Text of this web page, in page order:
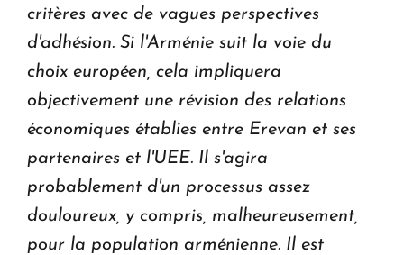
critères avec de vagues perspectives
d'adhésion. Si l'Arménie suit la voie du
choix européen, cela impliquera
objectivement une révision des relations
économiques établies entre Erevan et ses
partenaires et l'UEE. Il s'agira
probablement d'un processus assez
douloureux, y compris, malheureusement,
pour la population arménienne. Il est